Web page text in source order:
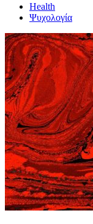
Health
Ψυχολογία